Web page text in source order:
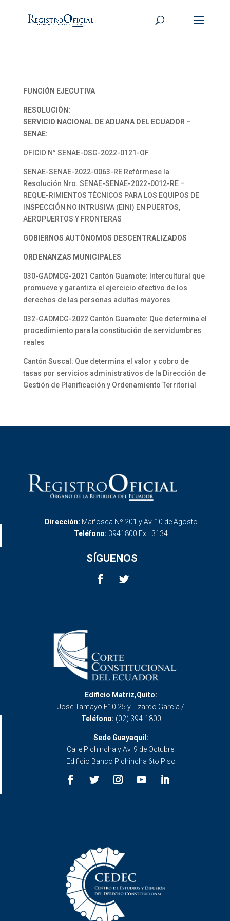
FUNCIÓN EJECUTIVA
RESOLUCIÓN:
SERVICIO NACIONAL DE ADUANA DEL ECUADOR –
SENAE:
OFICIO N° SENAE-DSG-2022-0121-OF
SENAE-SENAE-2022-0063-RE Refórmese la
Resolución Nro. SENAE-SENAE-2022-0012-RE –
REQUE-RIMIENTOS TÉCNICOS PARA LOS EQUIPOS DE
INSPECCIÓN NO INTRUSIVA (EINI) EN PUERTOS,
AEROPUERTOS Y FRONTERAS
GOBIERNOS AUTÓNOMOS DESCENTRALIZADOS
ORDENANZAS MUNICIPALES
030-GADMCG-2021 Cantón Guamote: Intercultural que
promueve y garantiza el ejercicio efectivo de los
derechos de las personas adultas mayores
032-GADMCG-2022 Cantón Guamote: Que determina el
procedimiento para la constitución de servidumbres
reales
Cantón Suscal: Que determina el valor y cobro de
tasas por servicios administrativos de la Dirección de
Gestión de Planificación y Ordenamiento Territorial
Dirección: Mañosca Nº 201 y Av. 10 de Agosto
Teléfono: 3941800 Ext. 3134
SÍGUENOS
Edificio Matriz,Quito:
José Tamayo E10 25 y Lizardo García /
Teléfono: (02) 394-1800
Sede Guayaquil:
Calle Pichincha y Av. 9 de Octubre.
Edificio Banco Pichincha 6to Piso